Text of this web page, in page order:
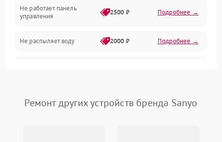
Гигиена
Программное обеспечение
Не работает панель
управления
2500 ₽ Подробнее →
Не распыляет воду 2000 ₽ Подробнее →
Проблемы с набором
воды
1800 ₽ Подробнее →
Ремонт других устройств бренда Sanyo